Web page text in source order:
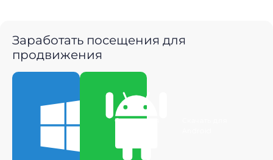
Заработать посещения для
продвижения
Скачать для